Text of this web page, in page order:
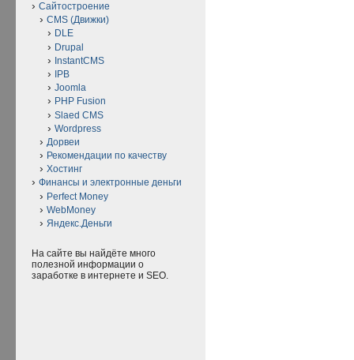
Сайтостроение
CMS (Движки)
DLE
Drupal
InstantCMS
IPB
Joomla
PHP Fusion
Slaed CMS
Wordpress
Дорвеи
Рекомендации по качеству
Хостинг
Финансы и электронные деньги
Perfect Money
WebMoney
Яндекс.Деньги
На сайте вы найдёте много
полезной информации о
заработке в интернете и SEO.